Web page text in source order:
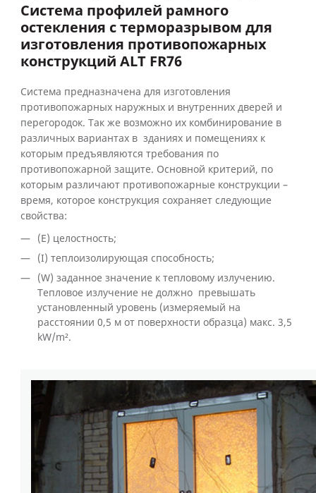
Система профилей рамного
остекления с терморазрывом для
изготовления противопожарных
конструкций ALT FR76
Система предназначена для изготовления
противопожарных наружных и внутренних дверей и
перегородок. Так же возможно их комбинирование в
различных вариантах в зданиях и помещениях к
которым предъявляются требования по
противопожарной защите. Основной критерий, по
которым различают противопожарные конструкции –
время, которое конструкция сохраняет следующие
свойства:
(Е) целостность;
(I) теплоизолирующая способность;
(W) заданное значение к тепловому излучению.
Тепловое излучение не должно превышать
установленный уровень (измеряемый на
расстоянии 0,5 м от поверхности образца) макс. 3,5
kW/m².